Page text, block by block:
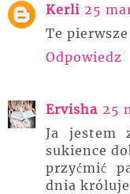
Kerli 25
Te
Odpowiedz
Ervisha 25
Ja jestem
sukience
przyćmić
dnia